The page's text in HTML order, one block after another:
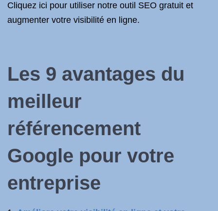
Cliquez ici pour utiliser notre outil SEO gratuit et
augmenter votre visibilité en ligne.
Les 9 avantages du
meilleur
référencement
Google pour votre
entreprise